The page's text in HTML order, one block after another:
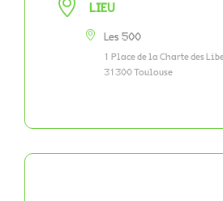
LIEU
Les 500
1 Place de la Charte des
31300 Toulouse